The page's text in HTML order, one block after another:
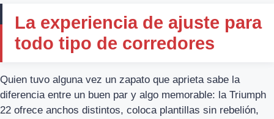
La experiencia de ajuste para
todo tipo de corredores
Quien tuvo alguna vez un zapato que aprieta sabe la
diferencia entre un buen par y algo memorable: la Triumph
22 ofrece anchos distintos, coloca plantillas sin rebelión,